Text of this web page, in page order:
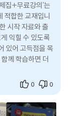
집+무료강의'는
적합한 교재입니
시작 자료와 출
익힐 수 있도록
있어 고득점을 목
께 학습하면 더
0 0